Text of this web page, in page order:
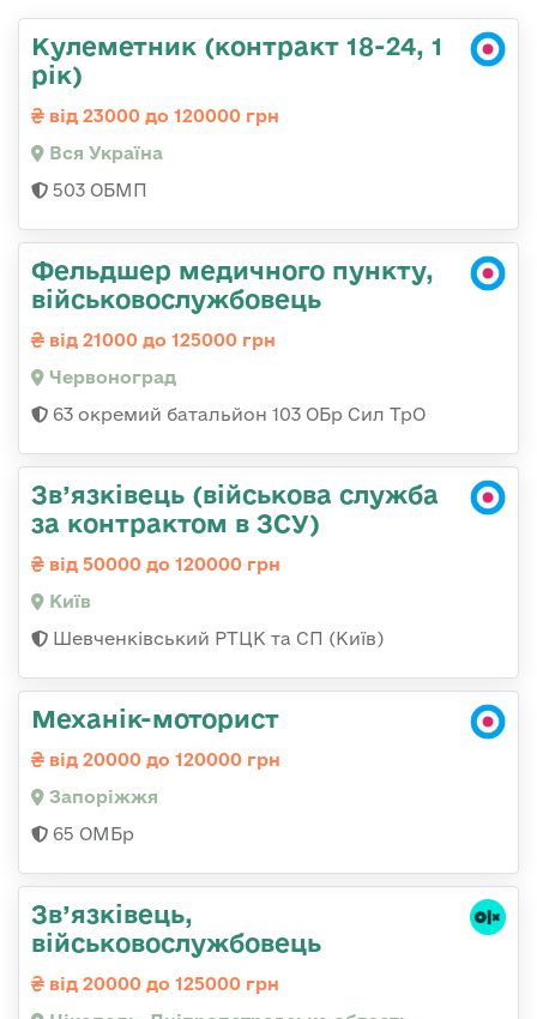
Кулеметник (контракт 18-24, 1
рік)
від 23000 до 120000 грн
Вся Україна
503 ОБМП
Фельдшер медичного пункту,
військовослужбовець
від 21000 до 125000 грн
Червоноград
63 окремий батальйон 103 ОБр Сил ТрО
Зв’язківець (військова служба
за контрактом в ЗСУ)
від 50000 до 120000 грн
Київ
Шевченківський РТЦК та СП (Київ)
Механік-моторист
від 20000 до 120000 грн
Запоріжжя
65 ОМБр
Зв’язківець,
військовослужбовець
від 20000 до 125000 грн